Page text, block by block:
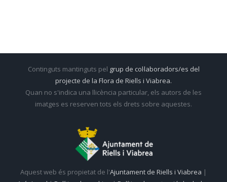
Continguts mantinguts pel grup de col·laboradors/es del
projecte de la Flora de Riells i Viabrea.
Quan no s'indica una llicència particular, els autors de les
imatges es reserven tots els drets sobre aquestes.
Aquest web és propietat de l'Ajuntament de Riells i Viabrea |